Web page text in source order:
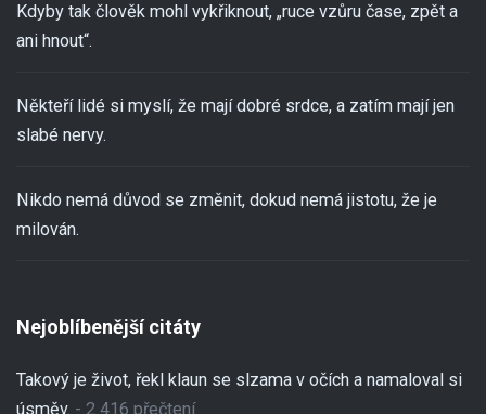
Kdyby tak člověk mohl vykřiknout, „ruce vzůru čase, zpět a
ani hnout“.
Někteří lidé si myslí, že mají dobré srdce, a zatím mají jen
slabé nervy.
Nikdo nemá důvod se změnit, dokud nemá jistotu, že je
milován.
Nejoblíbenější citáty
Takový je život, řekl klaun se slzama v očích a namaloval si
úsměv. - 2 416 přečtení